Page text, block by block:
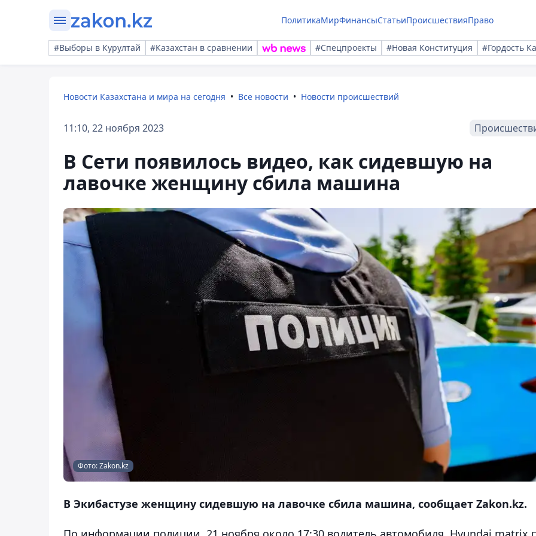
ПолитикаМирФинансыСтатьиПроисшествияПраво
#Выборы в Курултай #Казахстан в сравнении #Спецпроекты #Новая Конституция #Гордость
Новости Казахстана и мира на сегодня Все новости Новости происшествий
11:10, 22 ноября 2023
В Сети появилось видео, как сидевшую на
лавочке женщину сбила машина
Фото: Zakon.kz
В Экибастузе женщину сидевшую на лавочке сбила машина, сообщает Zakon.kz.